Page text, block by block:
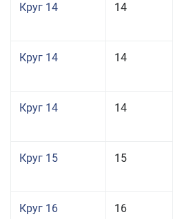
Круг 14 14
Круг 14 14
Круг 14 14
Круг 15 15
Круг 16 16